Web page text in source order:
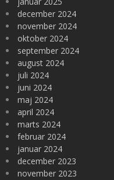
december 2024
november 2024
oktober 2024
september 2024
august 2024
juli 2024
juni 2024
maj 2024
april 2024
marts 2024
februar 2024
januar 2024
december 2023
november 2023